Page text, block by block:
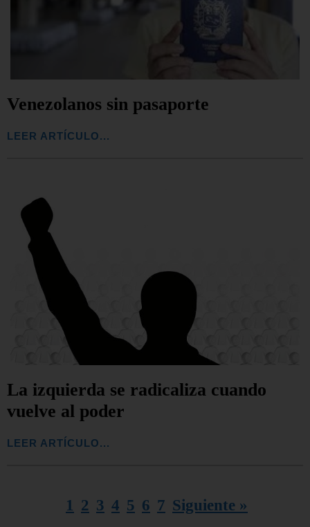
Venezolanos sin pasaporte
LEER ARTÍCULO...
La izquierda se radicaliza cuando
vuelve al poder
LEER ARTÍCULO...
1 2 3 4 5 6 7 Siguiente »